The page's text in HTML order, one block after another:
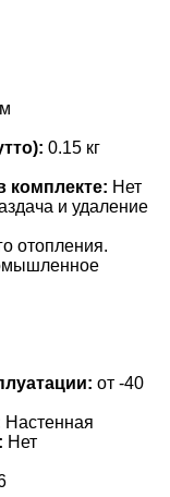
0.15 кг
комплекте: Нет
и удаление
отопления.
от -40
Настенная
Нет